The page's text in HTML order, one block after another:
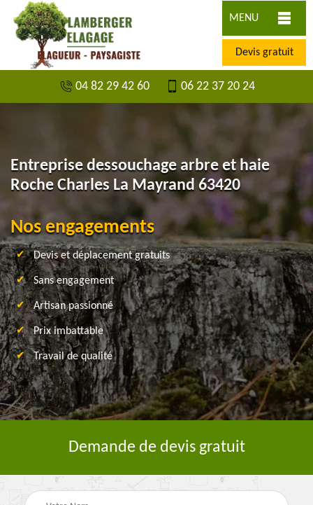
MENU
Devis gratuit
04 82 29 42 60 06 22 37 20 24
Entreprise dessouchage arbre et haie
Roche Charles La Mayrand 63420
Nos engagements
Devis et déplacement gratuits
Sans engagement
Artisan passionné
Prix imbattable
Travail de qualité
Demande de devis gratuit